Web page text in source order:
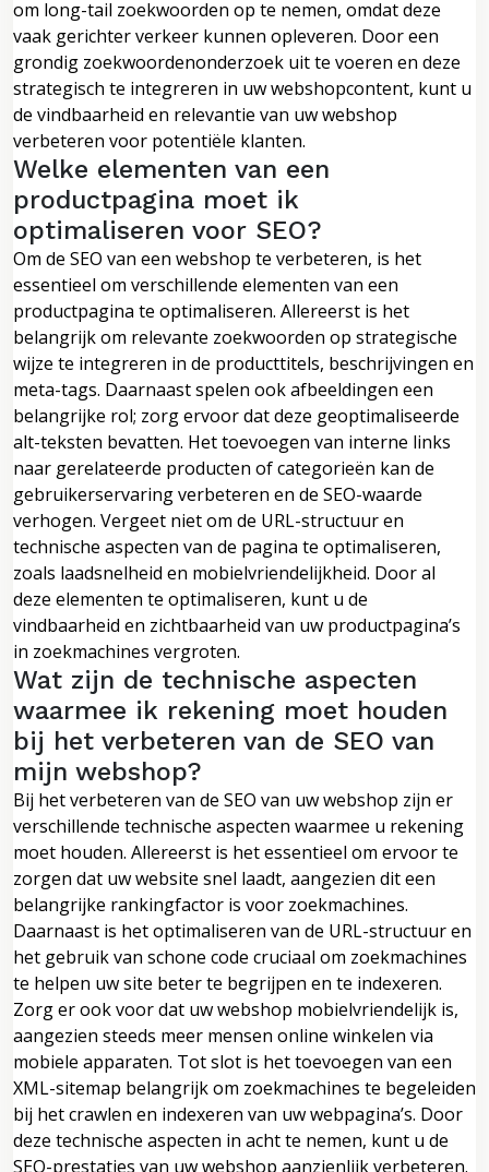
om long-tail zoekwoorden op te nemen, omdat deze
vaak gerichter verkeer kunnen opleveren. Door een
grondig zoekwoordenonderzoek uit te voeren en deze
strategisch te integreren in uw webshopcontent, kunt u
de vindbaarheid en relevantie van uw webshop
verbeteren voor potentiële klanten.
Welke elementen van een
productpagina moet ik
optimaliseren voor SEO?
Om de SEO van een webshop te verbeteren, is het
essentieel om verschillende elementen van een
productpagina te optimaliseren. Allereerst is het
belangrijk om relevante zoekwoorden op strategische
wijze te integreren in de producttitels, beschrijvingen en
meta-tags. Daarnaast spelen ook afbeeldingen een
belangrijke rol; zorg ervoor dat deze geoptimaliseerde
alt-teksten bevatten. Het toevoegen van interne links
naar gerelateerde producten of categorieën kan de
gebruikerservaring verbeteren en de SEO-waarde
verhogen. Vergeet niet om de URL-structuur en
technische aspecten van de pagina te optimaliseren,
zoals laadsnelheid en mobielvriendelijkheid. Door al
deze elementen te optimaliseren, kunt u de
vindbaarheid en zichtbaarheid van uw productpagina’s
in zoekmachines vergroten.
Wat zijn de technische aspecten
waarmee ik rekening moet houden
bij het verbeteren van de SEO van
mijn webshop?
Bij het verbeteren van de SEO van uw webshop zijn er
verschillende technische aspecten waarmee u rekening
moet houden. Allereerst is het essentieel om ervoor te
zorgen dat uw website snel laadt, aangezien dit een
belangrijke rankingfactor is voor zoekmachines.
Daarnaast is het optimaliseren van de URL-structuur en
het gebruik van schone code cruciaal om zoekmachines
te helpen uw site beter te begrijpen en te indexeren.
Zorg er ook voor dat uw webshop mobielvriendelijk is,
aangezien steeds meer mensen online winkelen via
mobiele apparaten. Tot slot is het toevoegen van een
XML-sitemap belangrijk om zoekmachines te begeleiden
bij het crawlen en indexeren van uw webpagina’s. Door
deze technische aspecten in acht te nemen, kunt u de
SEO-prestaties van uw webshop aanzienlijk verbeteren.